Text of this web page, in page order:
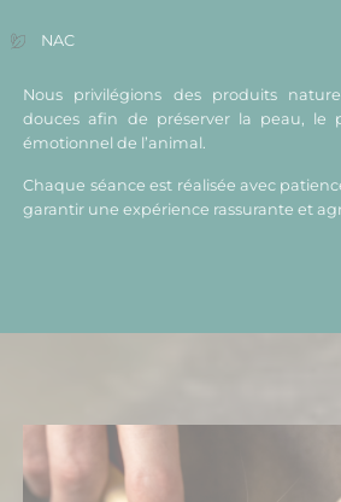
NAC
Nous privilégions des produits
douces afin de préserver la peau, le
émotionnel de l’animal.
Chaque séance est réalisée avec
garantir une expérience rassurante et